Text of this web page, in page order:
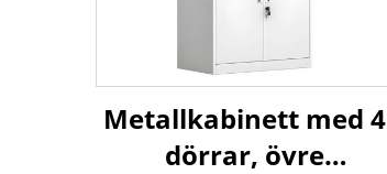
Metallkabinett med 4
dörrar, övre